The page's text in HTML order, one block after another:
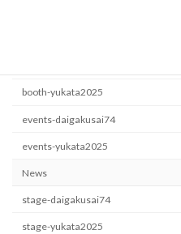
booth-yukata2025
events-daigakusai74
events-yukata2025
News
stage-daigakusai74
stage-yukata2025